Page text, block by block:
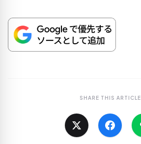
SHARE THIS ARTICLE